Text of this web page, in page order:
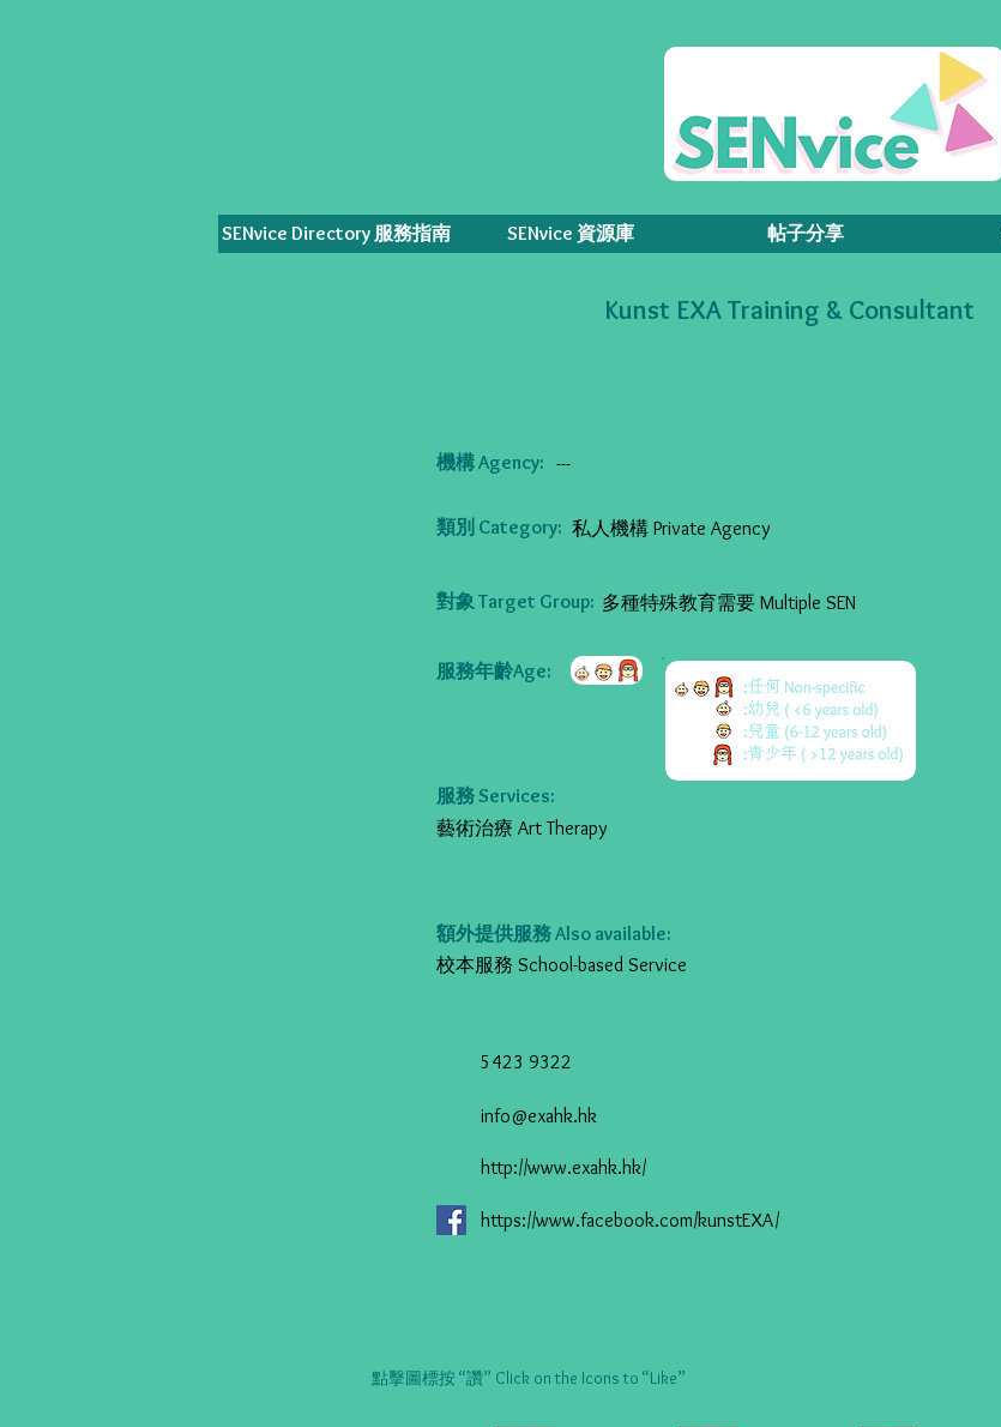
SENvice Directory 服務指南 SENvice 資源庫 帖子分享
Kunst EXA Training & Consultant
機構 Agency: ---
類別 Category: 私人機構 Private Agency
對象 Target Group: 多種特殊教育需要 Multiple SEN
服務年齡Age:
服務 Services:
藝術治療 Art Therapy
額外提供服務 Also available:
校本服務 School-based Service
5423 9322
info@exahk.hk
http://www.exahk.hk/
https://www.facebook.com/kunstEXA/
點擊圖標按 “讚” Click on the Icons to “Like”